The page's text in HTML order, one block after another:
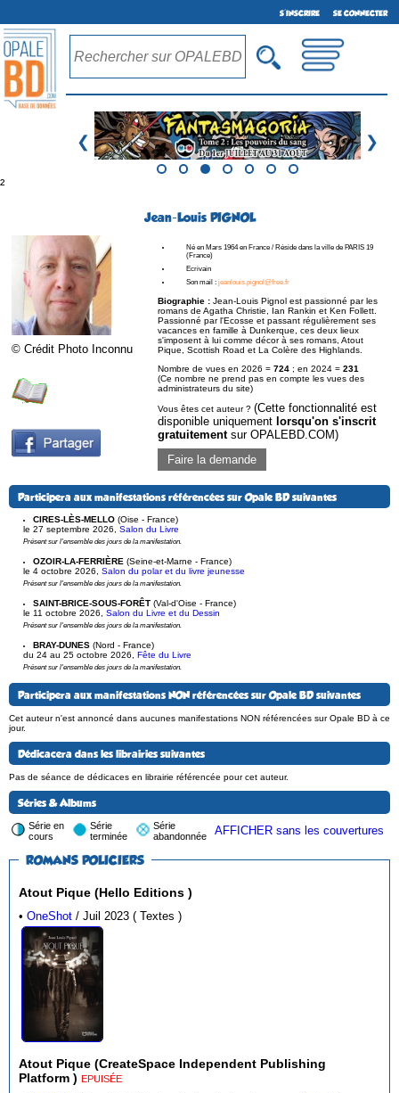
S'INSCRIRE SE CONNECTER
❮ ❯
²
Jean-Louis PIGNOL
© Crédit Photo Inconnu
Né en Mars 1964 en France / Réside dans la ville de PARIS 19
(France)
Ecrivain
Son mail : jeanlouis.pignol@free.fr
Biographie : Jean-Louis Pignol est passionné par les
romans de Agatha Christie, Ian Rankin et Ken Follett.
Passionné par l'Ecosse et passant régulièrement ses
vacances en famille à Dunkerque, ces deux lieux
s'imposent à lui comme décor à ses romans, Atout
Pique, Scottish Road et La Colère des Highlands.
Nombre de vues en 2026 = 724 ; en 2024 = 231
(Ce nombre ne prend pas en compte les vues des
administrateurs du site)
Vous êtes cet auteur ? (Cette fonctionnalité est
disponible uniquement lorsqu'on s'inscrit
gratuitementsur OPALEBD.COM)
Faire la demande
Participera aux manifestations référencées sur Opale BD suivantes
CIRES-LÈS-MELLO (Oise - France)
le 27 septembre 2026
Salon du Livre
Présent sur l'ensemble des jours de la manifestation.
OZOIR-LA-FERRIÈRE (Seine-et-Marne - France)
le 4 octobre 2026
Salon du polar et du livre jeunesse
Présent sur l'ensemble des jours de la manifestation.
SAINT-BRICE-SOUS-FORÊT (Val-d'Oise - France)
le 11 octobre 2026
Salon du Livre et du Dessin
Présent sur l'ensemble des jours de la manifestation.
BRAY-DUNES (Nord - France)
du 24 au 25 octobre 2026
Fête du Livre
Présent sur l'ensemble des jours de la manifestation.
Participera aux manifestations NON référencées sur Opale BD suivantes
Cet auteur n'est annoncé dans aucunes manifestations NON référencées sur Opale BD à ce
jour.
Dédicacera dans les librairies suivantes
Pas de séance de dédicaces en librairie référencée pour cet auteur.
Séries & Albums
Série en
cours
Série
terminée
Série
abandonnée
AFFICHER sans les couvertures
ROMANS POLICIERS
Atout Pique (Hello Editions )
•OneShot / Juil 2023 ( Textes )
Atout Pique (CreateSpace Independent Publishing
Platform )EPUISÉE